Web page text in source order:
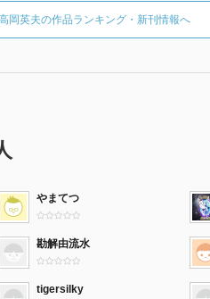
岡英夫の作品ランキング・新刊情報へ
やまてつ
勘解由流水
tigersilky